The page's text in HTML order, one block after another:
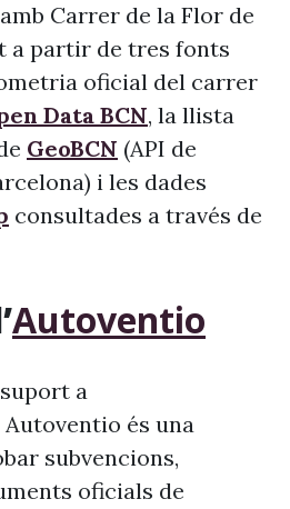
Carrer de la Flor de
a partir de tres fonts
oficial del carrer
Data BCN, la llista
GeoBCN (API de
i les dades
consultades a través de
Autoventio
a
és una
subvencions,
oficials de